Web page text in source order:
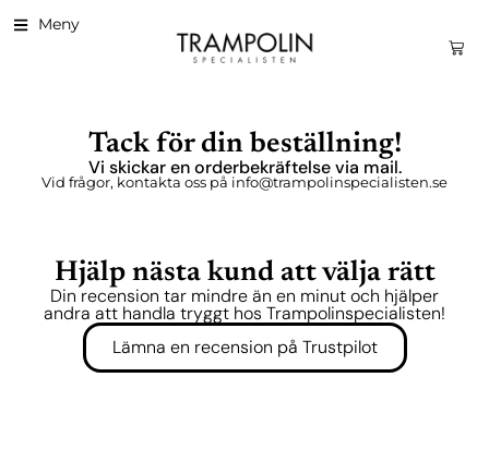
Meny
Tack för din beställning!
Vi skickar en orderbekräftelse via mail.
Vid frågor, kontakta oss på info@trampolinspecialisten.se
Hjälp nästa kund att välja rätt
Din recension tar mindre än en minut och hjälper
andra att handla tryggt hos Trampolinspecialisten!
Lämna en recension på Trustpilot